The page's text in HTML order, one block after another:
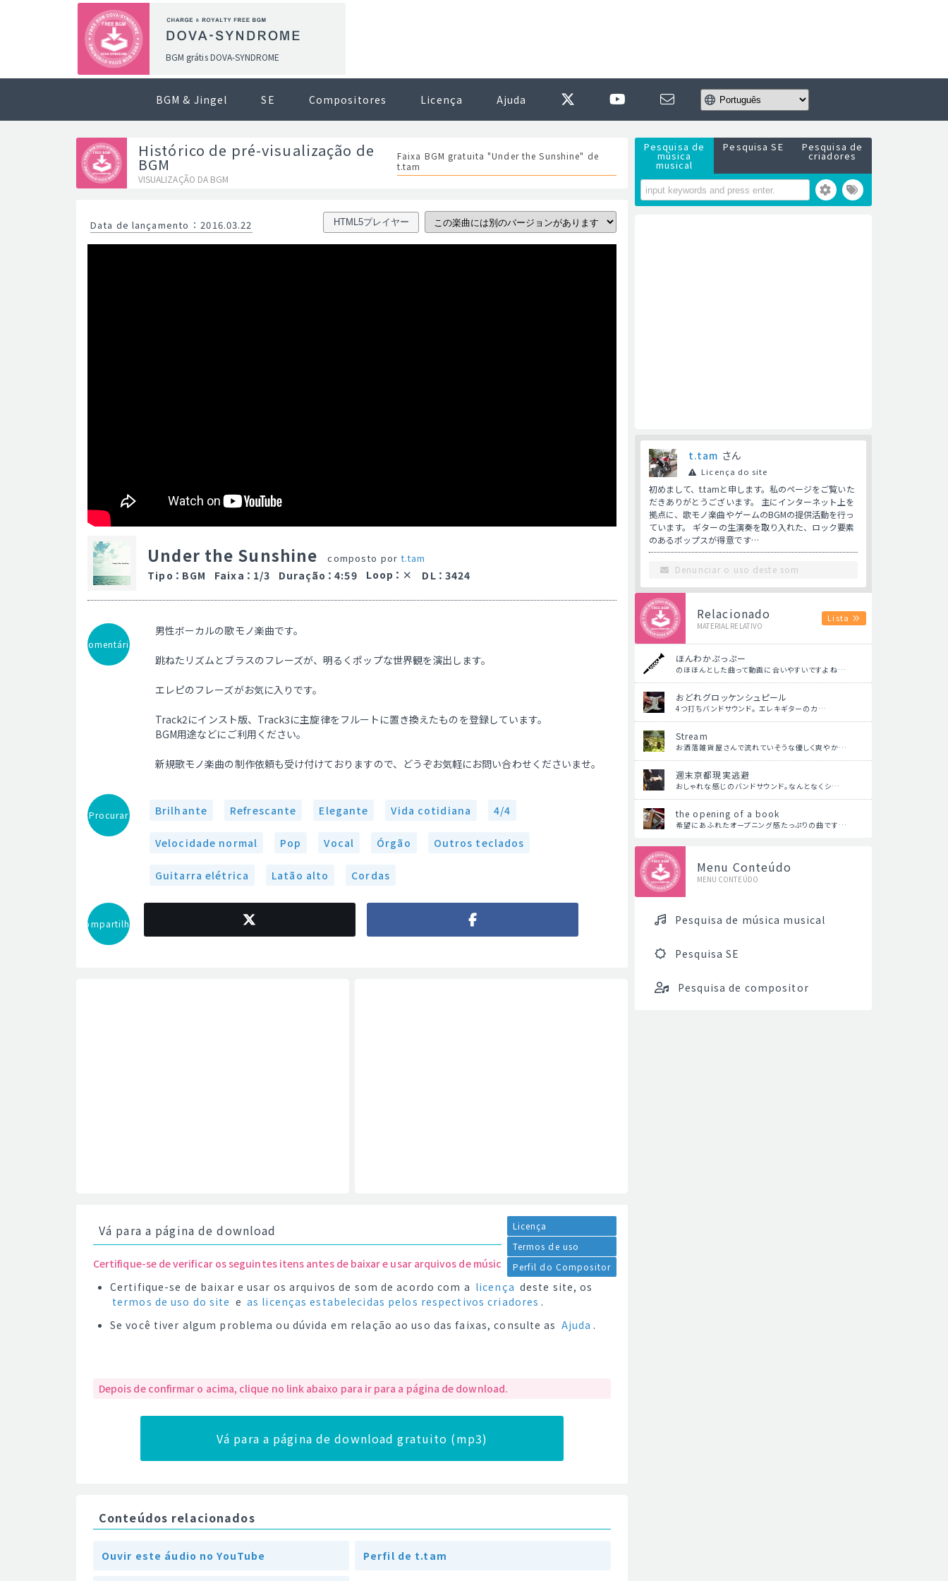
BGM grátis DOVA-SYNDROME
BGM & Jingel SE Compositores Licença Ajuda
Histórico de pré-visualização de
BGM
VISUALIZAÇÃO DA BGM
Faixa BGM gratuita "Under the Sunshine" de
t.tam
Data de lançamento ： 2016.03.22 HTML5プレイヤー
Under the Sunshine composto por t.tam
Tipo ： BGM Faixa ： 1/3 Duração ： 4:59 Loop ： DL ： 3424
Comentário
男性ボーカルの歌モノ楽曲です。
跳ねたリズムとブラスのフレーズが、明るくポップな世界観を演出します。
エレピのフレーズがお気に入りです。
Track2にインスト版、Track3に主旋律をフルートに置き換えたものを登録しています。
BGM用途などにご利用ください。
新規歌モノ楽曲の制作依頼も受け付けておりますので、どうぞお気軽にお問い合わせくださいませ。
Procurar Brilhante Refrescante Elegante Vida cotidiana 4/4
Velocidade normal Pop Vocal Órgão Outros teclados
Guitarra elétrica Latão alto Cordas
Compartilhar
Vá para a página de download
Licença
Termos de uso
Perfil do Compositor
Certifique-se de verificar os seguintes itens antes de baixar e usar arquivos de música.
Certifique-se de baixar e usar os arquivos de som de acordo com a licença deste site, os
termos de uso do site e as licenças estabelecidas pelos respectivos criadores .
Se você tiver algum problema ou dúvida em relação ao uso das faixas, consulte as Ajuda .
Depois de confirmar o acima, clique no link abaixo para ir para a página de download.
Vá para a página de download gratuito (mp3)
Conteúdos relacionados
Ouvir este áudio no YouTube Perfil de t.tam
Pesquisa de
música
musical
Pesquisa SE Pesquisa de
criadores
t.tam さん
Licença do site
初めまして、t.tamと申します。私のページをご覧いた
だきありがとうございます。 主にインターネット上を
拠点に、歌モノ楽曲やゲームのBGMの提供活動を行っ
ています。 ギターの生演奏を取り入れた、ロック要素
のあるポップスが得意です…
Denunciar o uso deste som
Relacionado
MATERIAL RELATIVO
Lista
ほんわかぷっぷー
のほほんとした曲って動画に合いやすいですよね…
おどれグロッケンシュピール
4つ打ちバンドサウンド。 エレキギターのカ…
Stream
お洒落雑貨屋さんで流れていそうな優しく爽やか…
週末京都現実逃避
おしゃれな感じのバンドサウンド。なんとなくシ…
the opening of a book
希望にあふれたオープニング感たっぷりの曲です…
Menu Conteúdo
MENU CONTEÚDO
Pesquisa de música musical
Pesquisa SE
Pesquisa de compositor